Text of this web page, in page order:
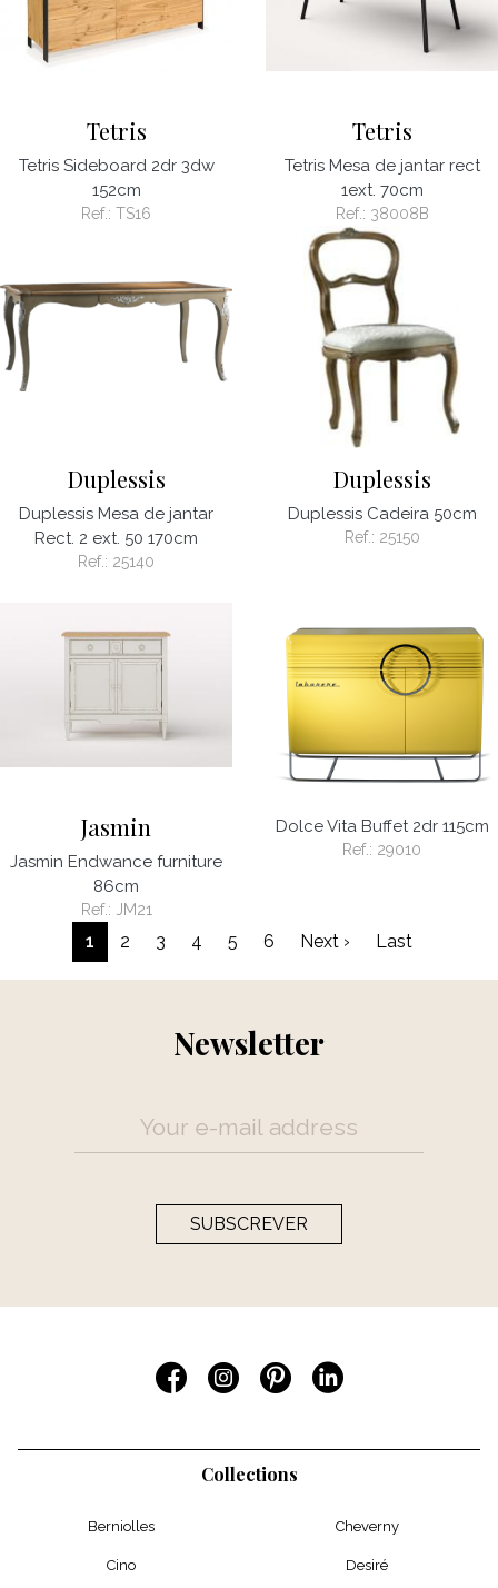
Tetris
Tetris Sideboard 2dr 3dw
152cm
Ref.: TS16
Tetris
Tetris Mesa de jantar rect
1ext. 70cm
Ref.: 38008B
Duplessis
Duplessis Mesa de jantar
Rect. 2 ext. 50 170cm
Ref.: 25140
Duplessis
Duplessis Cadeira 50cm
Ref.: 25150
Jasmin
Jasmin Endwance furniture
86cm
Ref.: JM21
Dolce Vita Buffet 2dr 115cm
Ref.: 29010
Paginação
1 2 3 4 5 6 Next › Próxima página
Last
Newsletter
SUBSCREVER
Collections
Berniolles Cheverny
Cino Desiré